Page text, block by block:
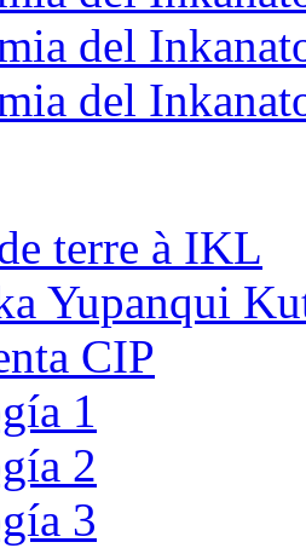
del
del
terre à IKL
Yupanqui
CIP
1
2
3